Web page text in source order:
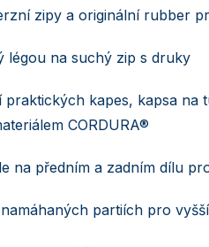
zipy a originální rubber
légou na suchý zip s druky
praktických kapes, kapsa na
CORDURA®
na předním a zadním dílu
partiích pro